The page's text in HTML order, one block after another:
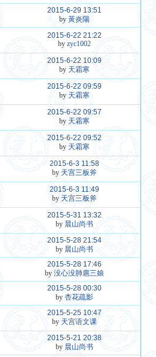
2015-6-29 13:51
by 黃炎陽
2015-6-22 21:22
by zyc1002
2015-6-22 10:09
by 天霜寒
2015-6-22 09:59
by 天霜寒
2015-6-22 09:57
by 天霜寒
2015-6-22 09:52
by 天霜寒
2015-6-3 11:58
by 天宫三板斧
2015-6-3 11:49
by 天宫三板斧
2015-5-31 13:32
by 晨山尚书
2015-5-28 21:54
by 晨山尚书
2015-5-28 17:46
by 没心没肺扈三娘
2015-5-28 00:30
by 杏花疏影
2015-5-25 10:47
by 天宫语文课
2015-5-21 20:38
by 晨山尚书